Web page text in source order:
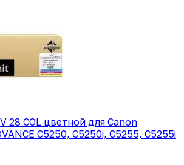
28 COL цветной для Canon
C5250, C5250i, C5255, C5255i